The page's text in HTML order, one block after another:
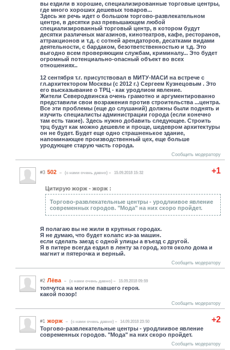
вы ездили в хорошие, специализированные торговые центры,
где много хороших дешевых товаров...
Здесь же речь идет о большом торгово-развлекательном
центре, в десятки раз превышающем любой
специализированный торговый центр, в котором будут
десятки различных магазинов, кинотеатров, кафе, ресторанов,
аттракционов и т.д. с сотней арендаторов, десатками видами
деятельности, с бардаком, безответственностью и т.д. Это
выгодно всем проверяющим службам, криминалу... Это будет
огромный потенциально-опасный объект во всех
отношениях..
12 сентября т.г. присутствовал в МИТУ-МАСИ на встрече с
гл.архитектором Москвы (с 2012 г.) Сергеем Кузнецовым . Это
его высказывание о ТРЦ - как уродлиом явление.
Жители Северодвинска очень грамотно и аргументированно
представили свои возражения против строительства ...центра.
Все эти проблемы (еще до слушаний) должны были поднять и
изучить специалисты администрации города (если конечно
там есть такие). Здесь нужно добавить следующее. Строить
трц будут как можно дешевле и проще, шедевром архитектуры
он не будет. Будет еще одно страшненькое здание,
напоминающее производственный цех, еще больше
уродующее старую часть города.
Сообщить модератору
+1
#3 502 (c нами очень давно) 15.09.2018 15:32
Цитирую жорж - жорж :
Торгово-развлекательные центры - уродлиивое явление
современных городов. "Мода" на них скоро пройдет.
Я полагаю вы не жили в крупных городах.
Я не думаю, что будет колапс из-за машин.
если сделать заезд с одной улицы а въезд с другой.
Я в питере всегда ездил в ленту за город, хотя около дома и
магнит и пятерочка и верный.
Сообщить модератору
#2 Лёва (c нами очень давно) 15.09.2018 09:59
топчутса на могиле павшего героя.
какой позор!
Сообщить модератору
+2
#1 жорж (c нами очень давно) 14.09.2018 23:50
Торгово-развлекательные центры - уродлиивое явление
современных городов. "Мода" на них скоро пройдет.
Сообщить модератору